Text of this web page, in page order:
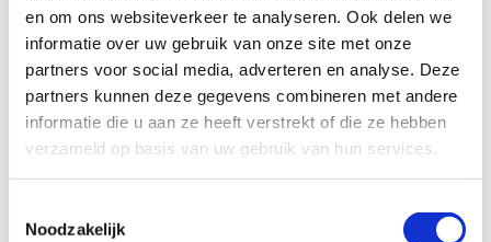
en om ons websiteverkeer te analyseren. Ook delen we
informatie over uw gebruik van onze site met onze
partners voor social media, adverteren en analyse. Deze
partners kunnen deze gegevens combineren met andere
informatie die u aan ze heeft verstrekt of die ze hebben
verzameld op basis van uw gebruik van hun services.
Noodzakelijk
Geef aan tot welk domein jouw vraag behoort
KIES EEN DOMEIN
Jouw vraag